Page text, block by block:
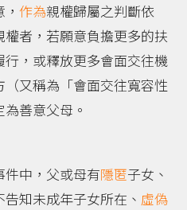
作為親權歸屬之判斷依
者，若願意負擔更多的扶
，或釋放更多會面交往機
又稱為「會面交往寬容性
善意父母。
中，父或母有隱匿子女、
知未成年子女所在、 虛偽